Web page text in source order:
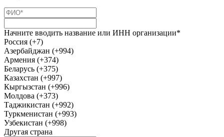
Начните вводить название или ИНН организации*
Россия (+7)
Азербайджан (+994)
Армения (+374)
Беларусь (+375)
Казахстан (+997)
Кыргызстан (+996)
Молдова (+373)
Таджикистан (+992)
Туркменистан (+993)
Узбекистан (+998)
Другая страна